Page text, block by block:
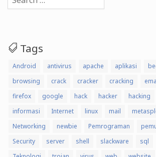
for:
Tags
Android antivirus apache aplikasi
browsing
crack cracker cracking
firefox
google hack hacker hacking
informasi
Internet linux mail
Networking
newbie Pemrograman
Security
server shell slackware sql